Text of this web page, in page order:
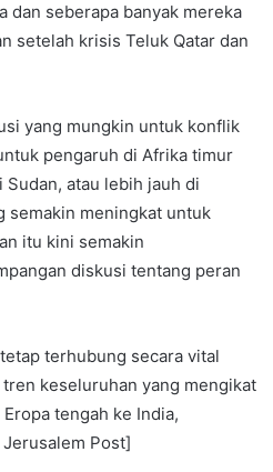
dan seberapa banyak mereka
setelah krisis Teluk Qatar dan
yang mungkin untuk konflik
pengaruh di Afrika timur
atau lebih jauh di
semakin meningkat untuk
itu kini semakin
diskusi tentang peran
terhubung secara vital
keseluruhan yang mengikat
tengah ke India,
Post]